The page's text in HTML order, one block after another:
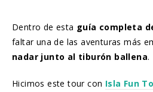
Dentro de esta guía completa
faltar una de las aventuras más
nadar junto al tiburón ballena.
Hicimos este tour con Isla Fun